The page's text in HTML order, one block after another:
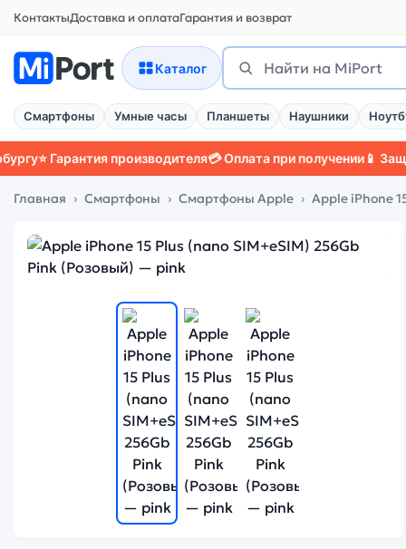
КонтактыДоставка и оплатаГарантия и возврат
Каталог
Поиск
Найти
Смартфоны Умные часы Планшеты Наушники
производителя💳 Оплата при получении📱 Защитный
Главная Смартфоны Смартфоны Apple Apple iPhone